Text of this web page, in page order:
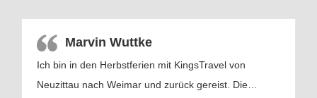
Marvin Wuttke
Ich bin in den Herbstferien mit KingsTravel von
Neuzittau nach Weimar und zurück gereist. Die…